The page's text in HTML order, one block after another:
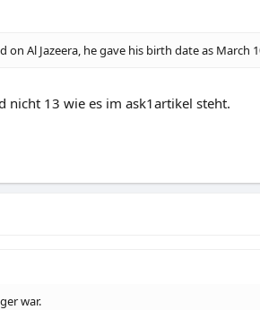
Al Jazeera, he gave his birth date as March
nicht 13 wie es im ask1artikel steht.
war.